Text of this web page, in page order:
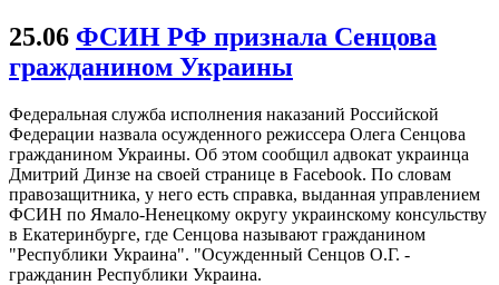
25.06 ФСИН РФ признала Сенцова
гражданином Украины
Федеральная служба исполнения наказаний Российской
Федерации назвала осужденного режиссера Олега Сенцова
гражданином Украины. Об этом сообщил адвокат украинца
Дмитрий Динзе на своей странице в Facebook. По словам
правозащитника, у него есть справка, выданная управлением
ФСИН по Ямало-Ненецкому округу украинскому консульству
в Екатеринбурге, где Сенцова называют гражданином
"Республики Украина". "Осужденный Сенцов О.Г. -
гражданин Республики Украина.